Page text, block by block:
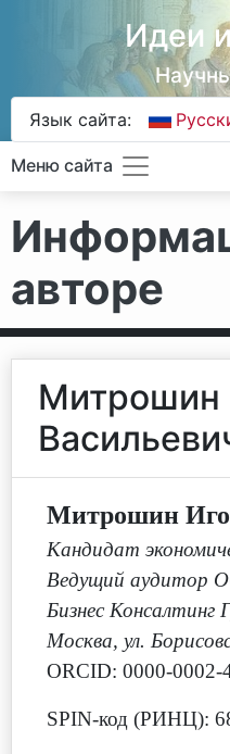
Идеи
Язык сайта:
Меню сайта
авторе
Митрошин
Митрошин
Кандидат
Ведущий аудитор
Бизнес Консалтинг
Москва, ул.
ORCID: 0000-0002-
SPIN-код (РИНЦ):